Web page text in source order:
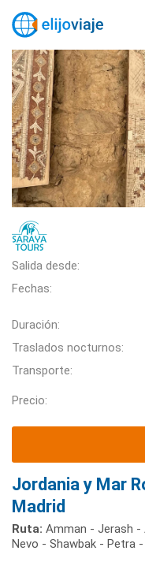
Salida desde:
Fechas:
Duración:
Traslados nocturnos:
Transporte:
Precio:
Jordania y Mar
Madrid
Ruta: Amman - Jerash -
Nevo - Shawbak - Petra